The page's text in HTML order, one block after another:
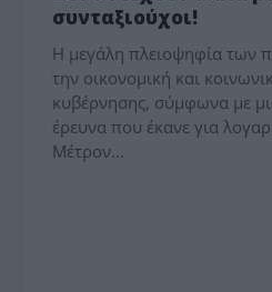
συνταξιούχοι!
Η μεγάλη πλειοψηφία των
την οικονομική και
κυβέρνησης, σύμφωνα με
έρευνα που έκανε για
Μέτρον…